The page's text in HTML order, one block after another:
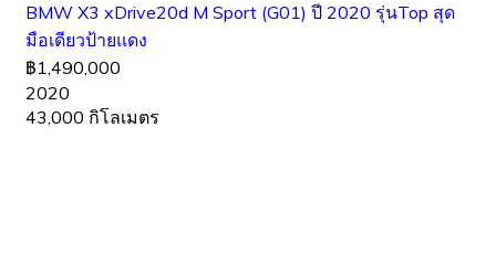
BMW X3 xDrive20d M Sport (G01) ปี 2020 รุ่นTop สุด
มือเดียวป้ายแดง
฿1,490,000
2020
43,000 กิโลเมตร